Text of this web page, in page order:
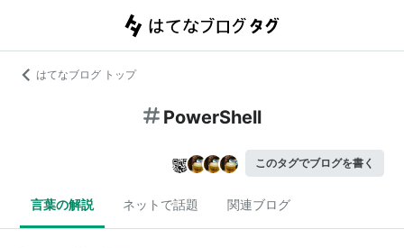
はてなブログ トップ
PowerShell
このタグでブログを書く
言葉の解説 ネットで話題 関連ブログ